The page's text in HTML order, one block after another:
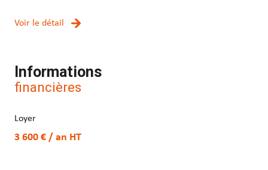
Voir le détail
Informations
financières
Loyer
3 600 € / an HT